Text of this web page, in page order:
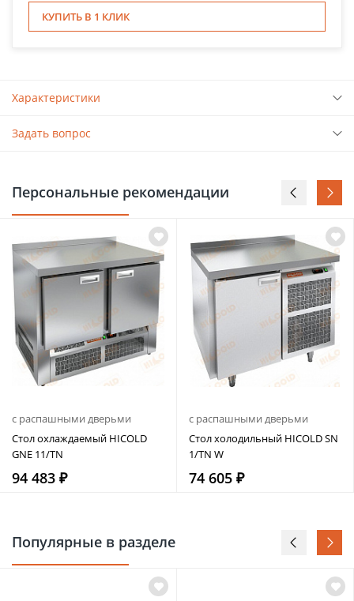
КУПИТЬ В 1 КЛИК
Характеристики
Задать вопрос
Персональные рекомендации
с распашными дверьми
Стол охлаждаемый HICOLD
GNE 11/TN
94 483 ₽
с распашными дверьми
Стол холодильный HICOLD SN
1/TN W
74 605 ₽
Популярные в разделе